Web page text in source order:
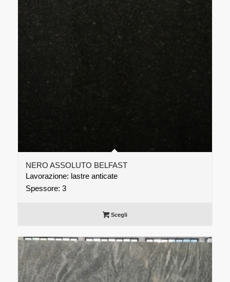
NERO ASSOLUTO BELFAST
Lavorazione: lastre anticate
Spessore: 3
Scegli